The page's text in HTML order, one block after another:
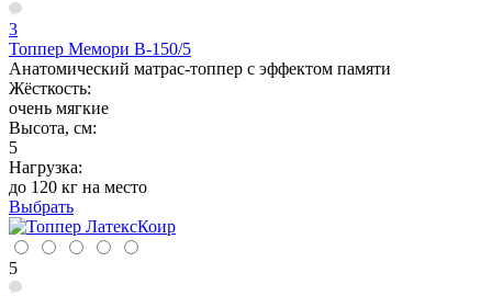
3
Топпер Мемори В-150/5
Анатомический матрас-топпер с эффектом памяти
Жёсткость:
очень мягкие
Высота, см:
5
Нагрузка:
до 120 кг на место
Выбрать
5